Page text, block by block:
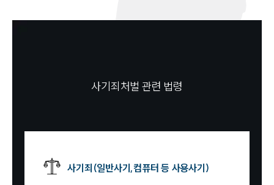
사기죄처벌 관련 법령
사기죄(일반사기,컴퓨터 등 사용사기)